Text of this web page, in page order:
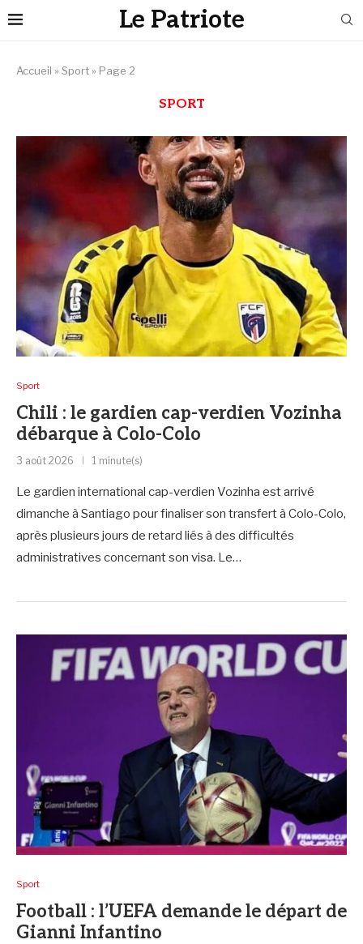
Le Patriote
Accueil » Sport » Page 2
SPORT
Sport
‎Chili : le gardien cap-verdien Vozinha
débarque à Colo-Colo
3 août 2026 1 minute(s)
Le gardien international cap-verdien Vozinha est arrivé
dimanche à Santiago pour finaliser son transfert à Colo-Colo,
après plusieurs jours de retard liés à des difficultés
administratives concernant son visa. Le…
Sport
Football : l’UEFA demande le départ de
Gianni Infantino